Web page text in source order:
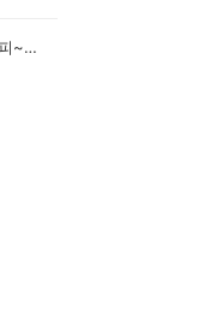
날마다.해피~~~♬♪♪